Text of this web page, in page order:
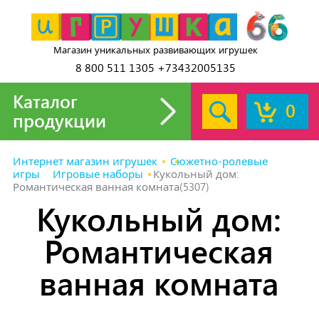
Магазин уникальных развивающих игрушек
8 800 511 1305 +73432005135
0
Каталог
продукции
Интернет магазин игрушек
Сюжетно-ролевые
игры
Игровые наборы
Кукольный дом:
Романтическая ванная комната(5307)
Кукольный дом:
Романтическая
ванная комната